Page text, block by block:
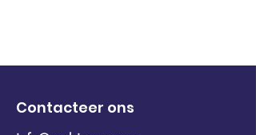
Contacteer ons